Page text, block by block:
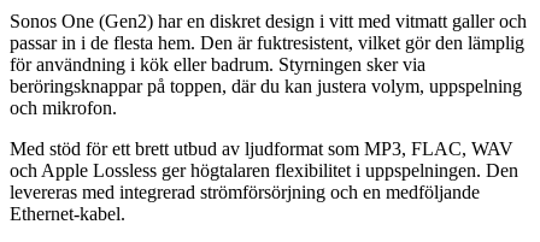
Sonos One (Gen2) har en diskret design i vitt med vitmatt galler och
passar in i de flesta hem. Den är fuktresistent, vilket gör den lämplig
för användning i kök eller badrum. Styrningen sker via
beröringsknappar på toppen, där du kan justera volym, uppspelning
och mikrofon.
Med stöd för ett brett utbud av ljudformat som MP3, FLAC, WAV
och Apple Lossless ger högtalaren flexibilitet i uppspelningen. Den
levereras med integrerad strömförsörjning och en medföljande
Ethernet-kabel.